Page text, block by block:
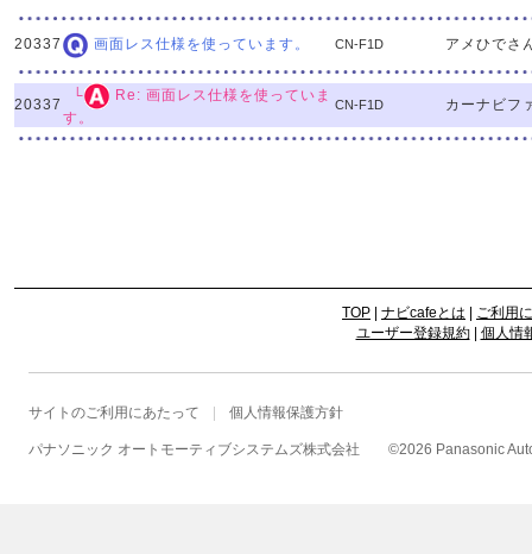
20337 画面レス仕様を使っています。 CN-F1D アメひでさ
20337
└
Re: 画面レス仕様を使っていま
す。
CN-F1D カーナビフ
TOP ナビcafeとは
ご利用
ユーザー登録規約| 個人情
サイトのご利用にあたって 個人情報保護方針
パナソニック オートモーティブシステムズ株式会社 ©2026 Panasonic